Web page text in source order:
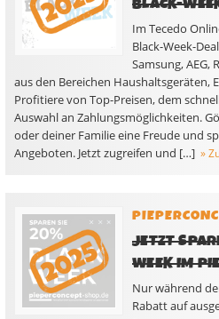
Im Tecedo
Black-Week-
Samsung, AEG,
aus den Bereichen Haushaltsgeräten,
Profitiere von Top-Preisen, dem
Auswahl an Zahlungsmöglichkeiten.
oder deiner Familie eine Freude und
Angeboten. Jetzt zugreifen und […] »
JETZT
WEEK IM
Nur während
Rabatt auf